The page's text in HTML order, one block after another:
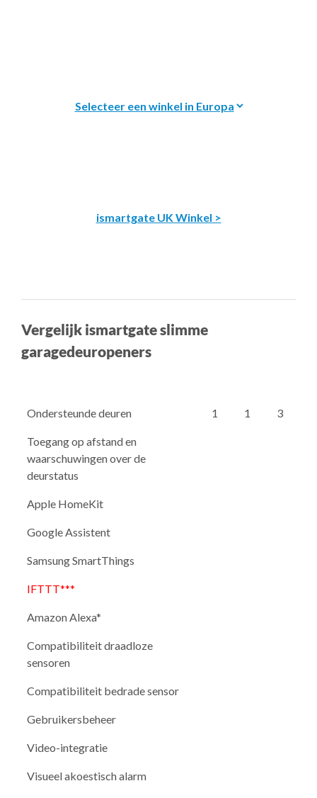
ismartgate UK Winkel >
Vergelijk ismartgate slimme
garagedeuropeners
Ondersteunde deuren 1 1 3
Toegang op afstand en
waarschuwingen over de
deurstatus
Apple HomeKit
Google Assistent
Samsung SmartThings
IFTTT***
Amazon Alexa*
Compatibiliteit draadloze
sensoren
Compatibiliteit bedrade sensor
Gebruikersbeheer
Video-integratie
Visueel akoestisch alarm